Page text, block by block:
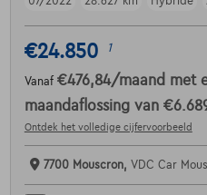
€24.850 1
Vanaf €476,84/maand met
maandaflossing van
Ontdek het volledige cijfervoorbeeld
7700 Mouscron, VDC Car